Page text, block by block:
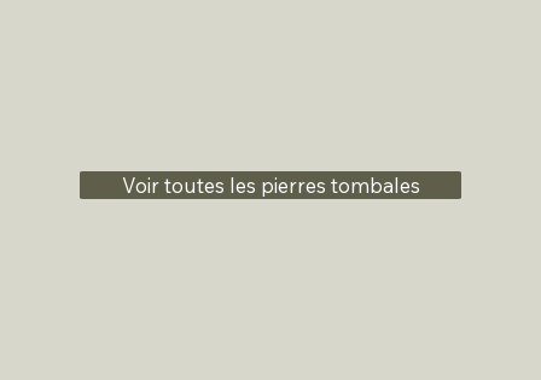
Voir toutes les pierres tombales